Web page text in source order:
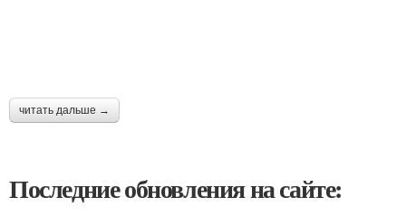
читать дальше →
Последние обновления на сайте: